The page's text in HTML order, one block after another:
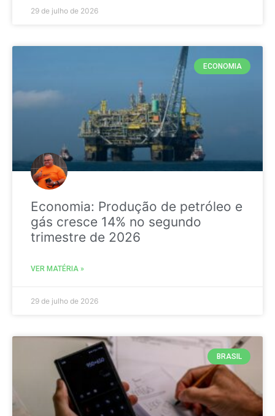
29 de julho de 2026
ECONOMIA
Economia: Produção de petróleo e
gás cresce 14% no segundo
trimestre de 2026
VER MATÉRIA »
29 de julho de 2026
BRASIL